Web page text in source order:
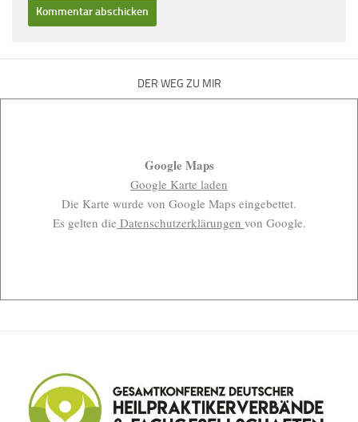
DER WEG ZU MIR
Google Maps
Google Karte laden
Die Karte wurde von Google Maps eingebettet.
Es gelten die Datenschutzerklärungen von Google.